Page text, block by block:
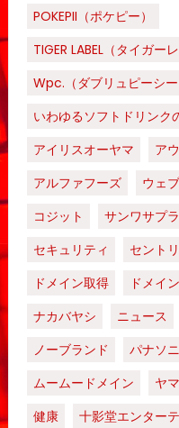
POKEPII（ポケピー）
TIGER LABEL（タイガー
Wpc.（ダブリュピーシー
いわゆるソフトドリンク
アイリスオーヤマ
ア
アルファフーズ
ウェ
コジット
サンワサプ
セキュリティ
セント
ドメイン取得
ドメイ
ナカバヤシ
ニュース
ノーブランド
パナソ
ムームードメイン
ヤ
健康
十影堂エンター